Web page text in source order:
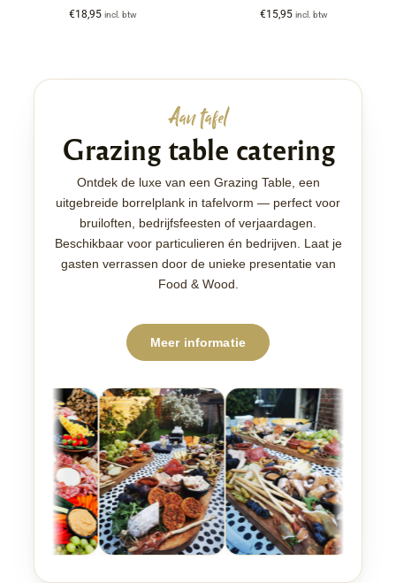
€18,95 incl. btw €15,95 incl. btw
Aan tafel
Grazing table catering
Ontdek de luxe van een Grazing Table, een
uitgebreide borrelplank in tafelvorm — perfect voor
bruiloften, bedrijfsfeesten of verjaardagen.
Beschikbaar voor particulieren én bedrijven. Laat je
gasten verrassen door de unieke presentatie van
Food & Wood.
Meer informatie